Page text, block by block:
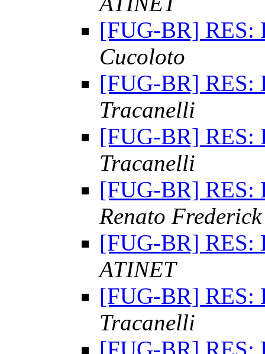
[FUG-BR] RES:
Cucoloto
[FUG-BR] RES:
Tracanelli
[FUG-BR] RES:
Tracanelli
[FUG-BR] RES:
Renato Frederick
[FUG-BR] RES:
ATINET
[FUG-BR] RES:
Tracanelli